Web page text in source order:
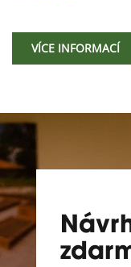
VÍCE INFORMACÍ